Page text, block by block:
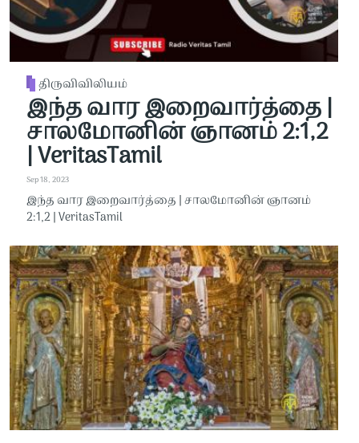
திருவிவிலியம்
இந்த வார இறைவார்த்தை |
சாலமோனின் ஞானம் 2:1,2
| VeritasTamil
Sep 18, 2023
இந்த வார இறைவார்த்தை | சாலமோனின் ஞானம்
2:1,2 | VeritasTamil